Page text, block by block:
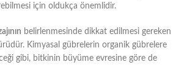
için oldukça önemlidir.
belirlenmesinde dikkat edilmesi gereken
Kimyasal gübrelerin organik gübrelere
gibi, bitkinin büyüme evresine göre de